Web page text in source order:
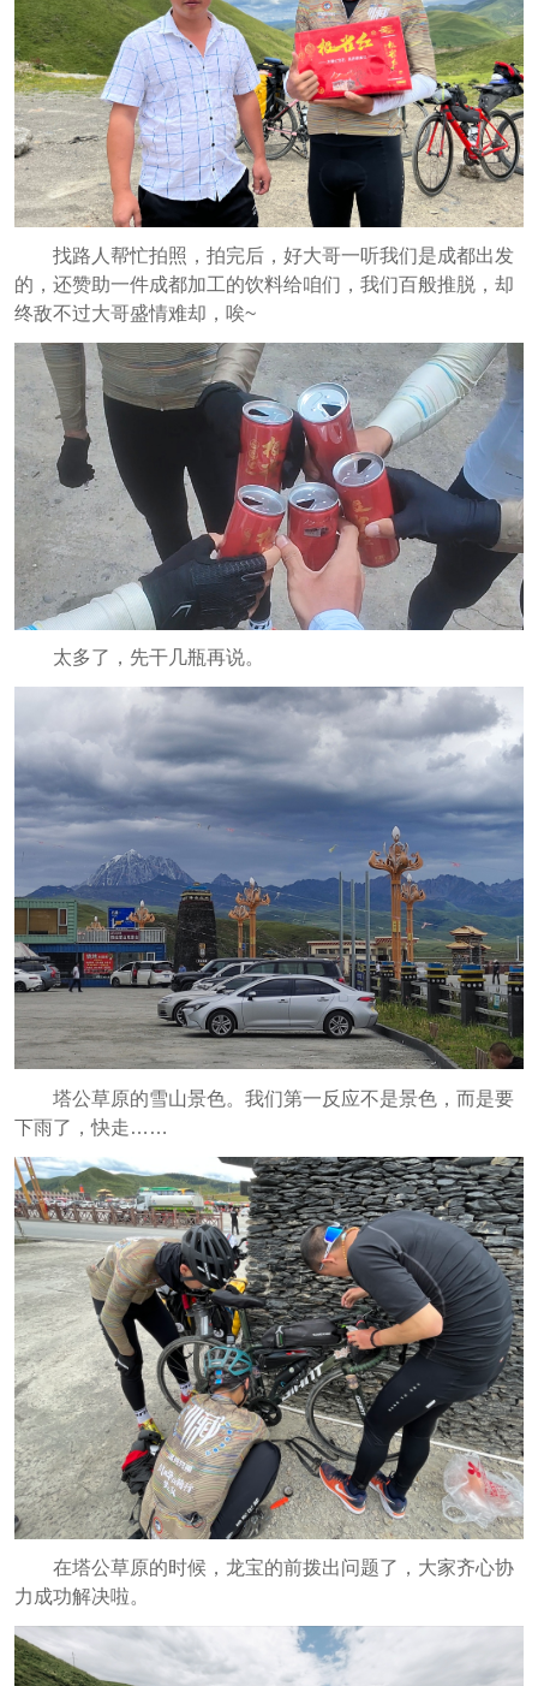
找路人帮忙拍照，拍完后，好大哥一听我们是成都出发
的，还赞助一件成都加工的饮料给咱们，我们百般推脱，却
终敌不过大哥盛情难却，唉~
太多了，先干几瓶再说。
塔公草原的雪山景色。我们第一反应不是景色，而是要
下雨了，快走……
在塔公草原的时候，龙宝的前拨出问题了，大家齐心协
力成功解决啦。